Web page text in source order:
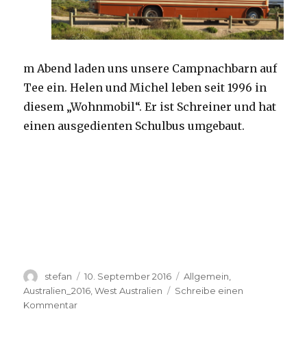
m Abend laden uns unsere Campnachbarn auf
Tee ein. Helen und Michel leben seit 1996 in
diesem „Wohnmobil“. Er ist Schreiner und hat
einen ausgedienten Schulbus umgebaut.
Autor
stefan
Veröffentlicht
am
10. September 2016 Kategorien
Allgemein
Australien_2016 ,West Australien
Schreibe einen
Kommentarzu